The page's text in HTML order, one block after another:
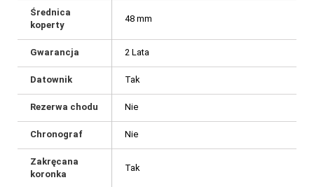
Średnica
koperty
48 mm
Gwarancja 2 Lata
Datownik Tak
Rezerwa chodu Nie
Chronograf Nie
Zakręcana
koronka
Tak